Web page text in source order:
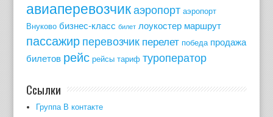
авиаперевозчик аэропорт аэропорт
Внуково бизнес-класс билет лоукостер маршрут
пассажир перевозчик перелет победа продажа
билетов рейс рейсы тариф туроператор
Ссылки
Группа В контакте